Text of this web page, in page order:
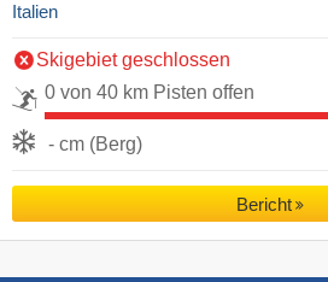
Italien
Skigebiet geschlossen
0 von 40 km Pisten offen
- cm (Berg)
Bericht